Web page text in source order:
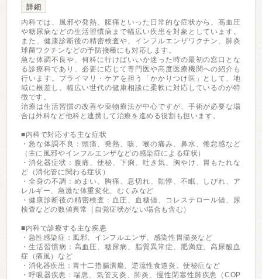
詳細
内科では、風邪や発熱、腹痛といった日常的な症状から、高血圧
や糖尿病などの生活習慣病まで幅広い疾患を対象としています。
また、健康診断後の精密検査や、インフルエンザワクチン、肺炎
球菌ワクチンなどの予防接種にも対応します。
急な体調不良や、何科に行けばいいか迷った時の最初の窓口とな
る診療科であり、必要に応じて専門医や高度医療機関への紹介も
行います。プライマリ・ケアを担う「かかりつけ医」として、地
域に根差し、幅広い世代の健康相談に柔軟に対応しているのが特
徴です。
治療は生活習慣の改善や薬物療法が中心ですが、手術が必要な場
合は外科など他科と連携して治療を進める役割も担います。
■内科で対応する主な症状
・急な体調不良：頭痛、発熱、咳、喉の痛み、鼻水、倦怠感など
（主に風邪やインフルエンザなどの感染症による症状）
・消化器症状：腹痛、便秘、下痢、吐き気、胸やけ、胃もたれな
ど（消化管に関わる症状）
・全身の不調：めまい、胸痛、息切れ、動悸、不眠、しびれ、ア
レルギー、急激な体重変化、むくみなど
・健康診断後の精密検査：血圧、血糖値、コレステロール値、尿
検査などの数値異常（自覚症状がない場合も含む）
■内科で診療する主な疾患
・急性感染症：風邪、インフルエンザ、感染性胃腸炎など
・生活習慣病：高血圧、糖尿病、脂質異常症、肥満症、高尿酸血
症（痛風）など
・消化器疾患：胃十二指腸潰瘍、逆流性食道炎、便秘症など
・呼吸器疾患：喘息、気管支炎、肺炎、慢性閉塞性肺疾患（COP